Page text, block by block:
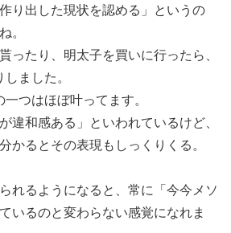
り出した現状を認める」というの
。
ったり、明太子を買いに行ったら、
ました。
つはほぼ叶ってます。
違和感ある」といわれているけど、
かるとその表現もしっくりくる。
れるようになると、常に「今今メソ
いるのと変わらない感覚になれま